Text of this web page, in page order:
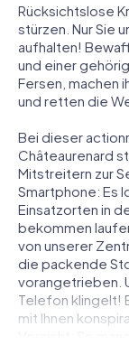
Rücksichtslose
stürzen. Nur Sie
aufhalten!
und einer
Fersen, machen
und retten die
Bei dieser
Châteaurenard
Mitstreitern zur
Smartphone: Es
Einsatzorten in
bekommen
von unserer
die packende
vorangetrieben.
Telefon klingelt!
mit Ihnen
Vorsicht: So